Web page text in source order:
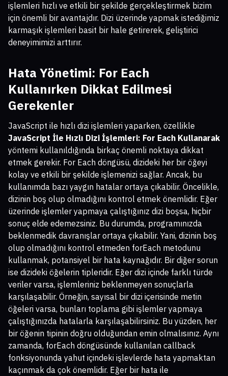
işlemleri hızlı ve etkili bir şekilde gerçekleştirmek bizim
için önemli bir avantajdır. Dizi üzerinde yapmak istediğimiz
karmaşık işlemleri basit bir hale getirerek, geliştirici
deneyimimizi arttırır.
Hata Yönetimi: For Each
Kullanırken Dikkat Edilmesi
Gerekenler
JavaScript ile hızlı dizi işlemleri yaparken, özellikle
JavaScript İle Hızlı Dizi İşlemleri: For Each Kullanarak
yöntemi kullanıldığında birkaç önemli noktaya dikkat
etmek gerekir. For Each döngüsü, dizideki her bir öğeyi
kolay ve etkili bir şekilde işlemenizi sağlar. Ancak, bu
kullanımda bazı yaygın hatalar ortaya çıkabilir. Öncelikle,
dizinin boş olup olmadığını kontrol etmek önemlidir. Eğer
üzerinde işlemler yapmaya çalıştığınız dizi boşsa, hiçbir
sonuç elde edemezsiniz. Bu durumda, programınızda
beklenmedik davranışlar ortaya çıkabilir. Yani, dizinin boş
olup olmadığını kontrol etmeden forEach metodunu
kullanmak, potansiyel bir hata kaynağıdır. Bir diğer sorun
ise dizideki öğelerin tipleridir. Eğer dizi içinde farklı türde
veriler varsa, işlemleriniz beklenmeyen sonuçlarla
karşılaşabilir. Örneğin, sayısal bir dizi içerisinde metin
öğeleri varsa, bunları toplama gibi işlemler yapmaya
çalıştığınızda hatalarla karşılaşabilirsiniz. Bu yüzden, her
bir öğenin tipinin doğru olduğundan emin olmalısınız. Aynı
zamanda, forEach döngüsünde kullanılan callback
fonksiyonunda yahut içindeki işlevlerde hata yapmaktan
kaçınmak da çok önemlidir. Eğer bir hata ile